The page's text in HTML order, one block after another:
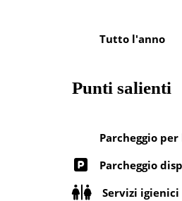
Tutto l'anno
Punti salienti
Parcheggio
Parcheggio
Servizi